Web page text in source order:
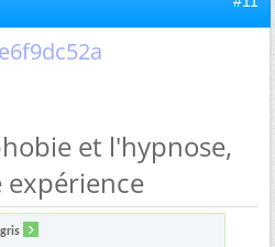
et l'hypnose,